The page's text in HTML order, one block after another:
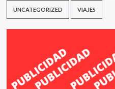
UNCATEGORIZED VIAJES